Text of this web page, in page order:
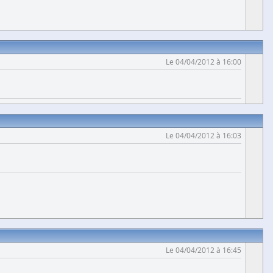
Le 04/04/2012 à 16:00
Le 04/04/2012 à 16:03
Le 04/04/2012 à 16:45